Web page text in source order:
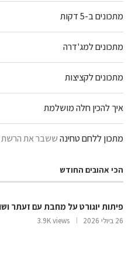
מתכונים ב-5 דקות
מתכונים למג'דרה
מתכונים לקציצות
איך להכין חלה מושלמת
מתכון ללחם טחינהששבר את הרשת
הכי אהובים החודש
פיתות יוגורט על מחבת עם זעתר
26 ביולי 2026 3.9K views